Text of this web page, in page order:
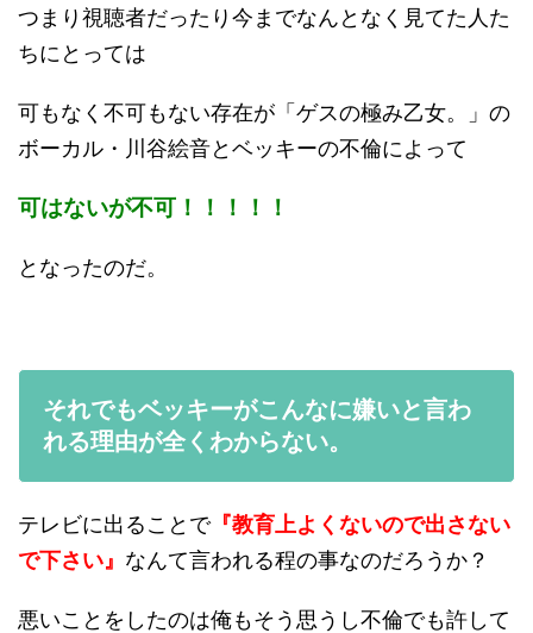
つまり視聴者だったり今までなんとなく見てた人た
ちにとっては
可もなく不可もない存在が「ゲスの極み乙女。」の
ボーカル・川谷絵音とベッキーの不倫によって
可はないが不可！！！！！
となったのだ。
それでもベッキーがこんなに嫌いと言わ
れる理由が全くわからない。
テレビに出ることで『教育上よくないので出さない
で下さい』 なんて言われる程の事なのだろうか？
悪いことをしたのは俺もそう思うし不倫でも許して